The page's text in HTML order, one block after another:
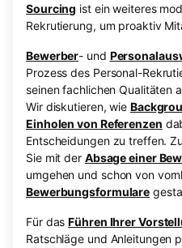
Sourcing ist ein weiteres
Rekrutierung, um proaktiv
Bewerber- und
Prozess des Personal-
seinen fachlichen Qualitäten
Wir diskutieren, wie
Einholen von Referenzen
Entscheidungen zu treffen.
Sie mit der Absage einer
umgehen und schon von
Bewerbungsformulare
Für dasFühren Ihrer
Ratschläge und Anleitungen